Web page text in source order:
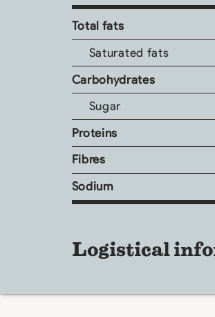
Total fats
Saturated fats
Carbohydrates
Sugar
Proteins
Fibres
Sodium
Logistical